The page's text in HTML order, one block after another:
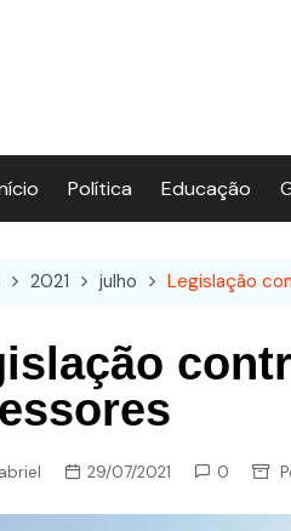
Política Educação
2021 julho Legislação
29/07/2021 0